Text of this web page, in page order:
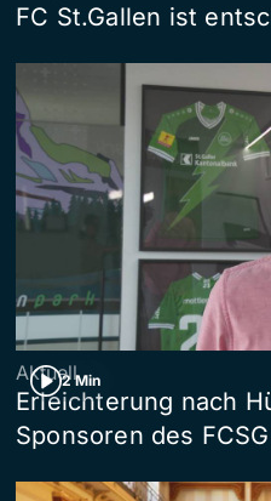
FC St.Gallen ist
2 Min
Aktuell
Erleichterung nach
Sponsoren des